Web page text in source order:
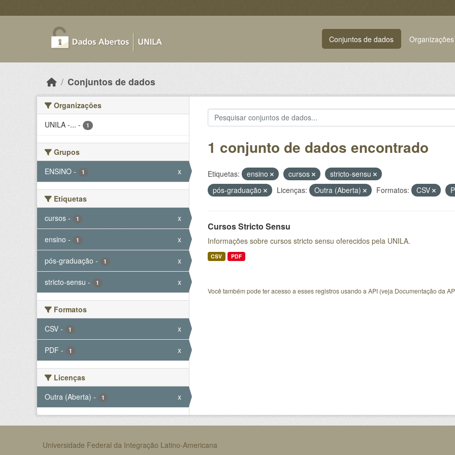
Conjuntos de dados Organizações
Conjuntos de dados
Organizações
UNILA -... - 1
Grupos
ENSINO - 1 x
Etiquetas
cursos - 1 x
ensino - 1 x
pós-graduação - 1 x
stricto-sensu - 1 x
Formatos
CSV - 1 x
PDF - 1 x
Licenças
Outra (Aberta) - 1 x
1 conjunto de dados encontrado
Etiquetas: ensino cursos
stricto-sensu
pós-graduação
Licenças: Outra (Aberta) Formatos: CSV
Cursos Stricto Sensu
Informações sobre cursos stricto sensu oferecidos pela UNILA.
CSV PDF
Você também pode ter acesso a esses registros usando a API(veja Documentação da
Universidade Federal da Integração Latino-Americana